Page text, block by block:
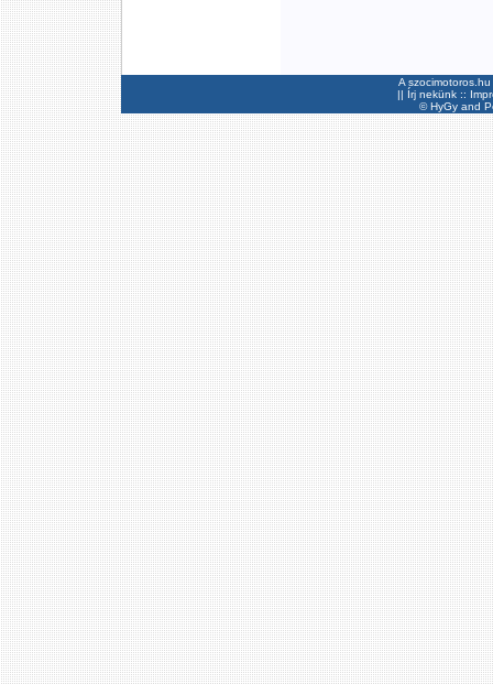
A
|| Írj nekünk ::
©HyGyand